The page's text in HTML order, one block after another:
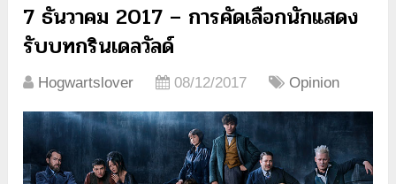
7 ธันวาคม 2017 – การคัดเลือกนักแสดง
รับบทกรินเดลวัลด์
Hogwartslover 08/12/2017 Opinion